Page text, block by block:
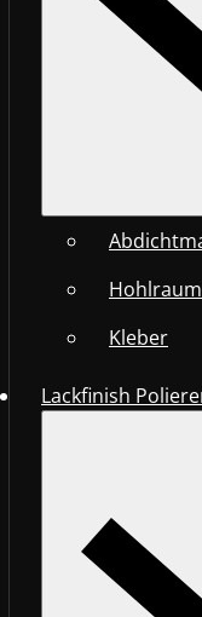
Kleber
Lackfinish